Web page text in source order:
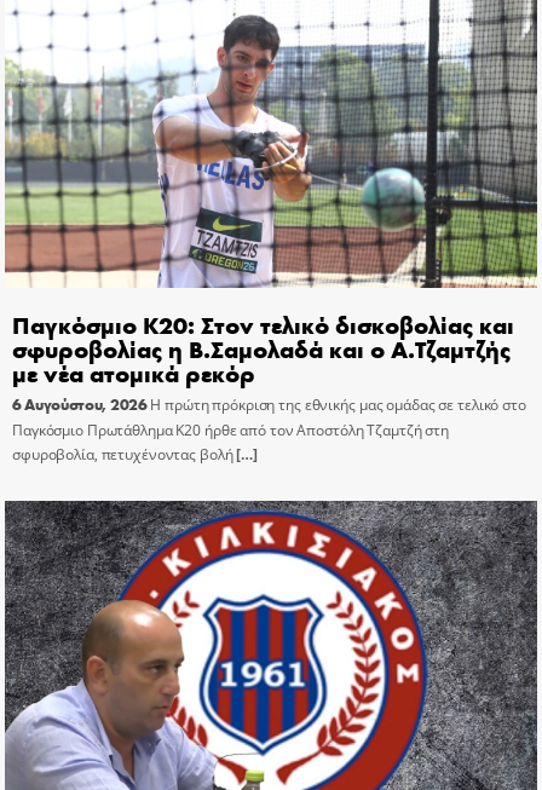
Παγκόσμιο Κ20: Στον τελικό δισκοβολίας και
σφυροβολίας η Β.Σαμολαδά και ο Α.Τζαμτζής
με νέα ατομικά ρεκόρ
6 Αυγούστου, 2026 Η πρώτη πρόκριση της εθνικής μας ομάδας σε τελικό στο
Παγκόσμιο Πρωτάθλημα Κ20 ήρθε από τον Αποστόλη Τζαμτζή στη
σφυροβολία, πετυχένοντας βολή[…]